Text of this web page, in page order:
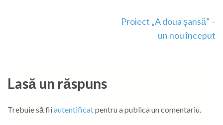
Proiect „A doua șansă” –
un nou început
Lasă un răspuns
Trebuie să fii autentificatpentru a publica un comentariu.